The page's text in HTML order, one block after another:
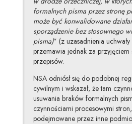
formalnych pisma przez stronę
może być konwalidowane
sporządzenie bez stosownego
pisma)” (z uzasadnienia
przemawia jednak za przyjęciem
przepisów.
NSA odniósł się do podobnej
cywilnym i wskazał, że tam
usuwania braków formalnych
czynnościami procesowymi
podejmowane przez inne